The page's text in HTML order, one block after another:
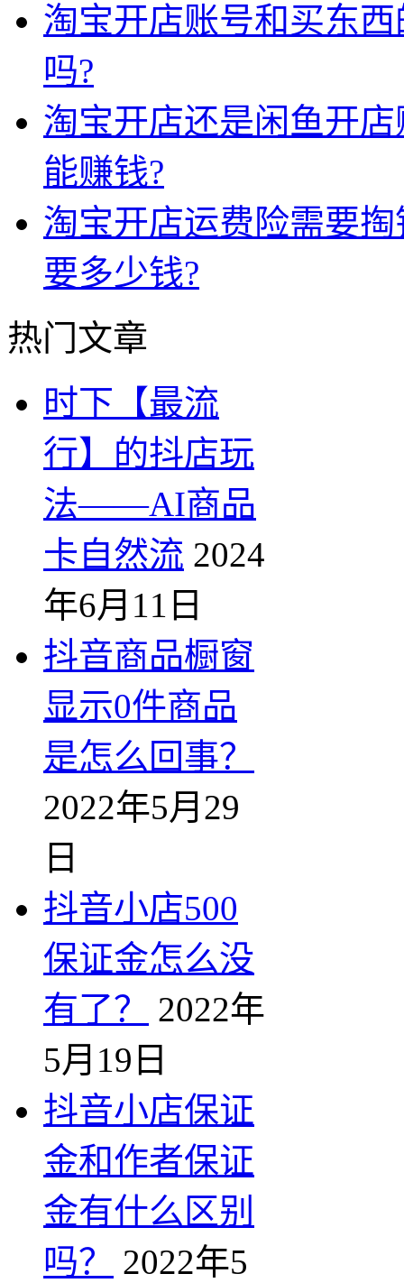
淘宝开店账号和买东
吗?
淘宝开店还是闲鱼开
能赚钱?
淘宝开店运费险需要
要多少钱?
热门文章
时下【最流
行】的抖店玩
法——AI商品
卡自然流 2024
年6月11日
抖音商品橱窗
显示0件商品
是怎么回事？
2022年5月29
日
抖音小店500
保证金怎么没
有了？
2022年
5月19日
抖音小店保证
金和作者保证
金有什么区别
吗？
2022年5